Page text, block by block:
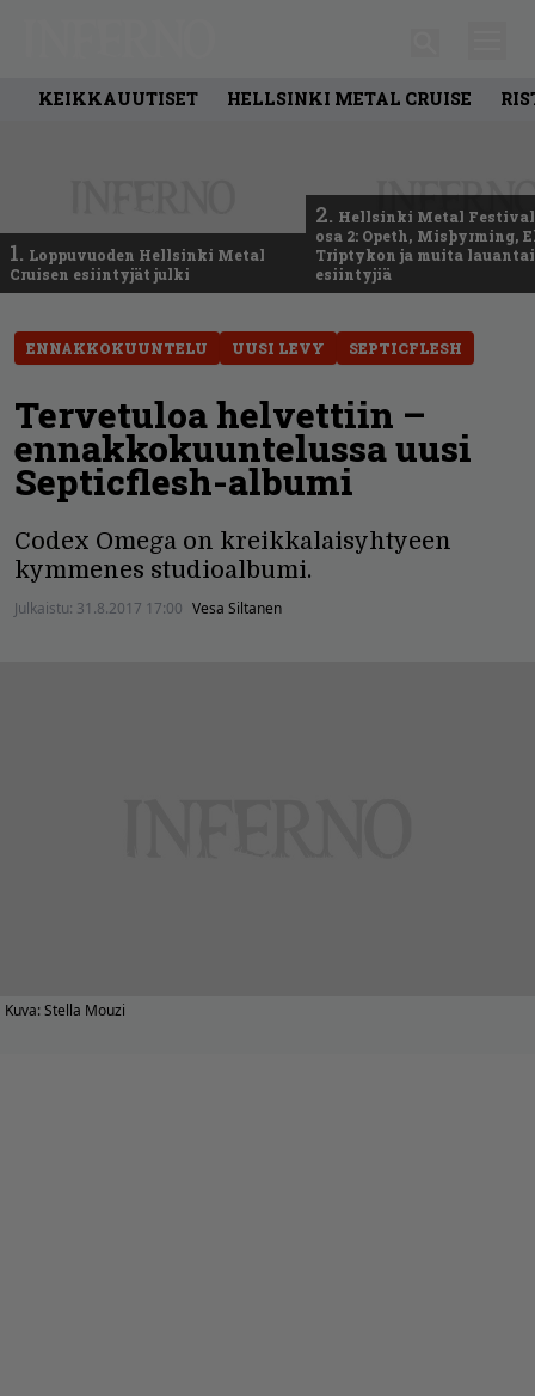
KEIKKAUUTISET HELLSINKI METAL CRUISE
1. Loppuvuoden Hellsinki Metal
Cruisen esiintyjät julki
2. Hellsinki Metal
osa 2: Opeth, Misþyrming,
Triptykon ja muita
esiintyjiä
ENNAKKOKUUNTELU UUSI LEVY SEPTICFLESH
Tervetuloa helvettiin –
ennakkokuuntelussa uusi
Septicflesh-albumi
Codex Omega on kreikkalaisyhtyeen
kymmenes studioalbumi.
Julkaistu: 31.8.2017 17:00 Vesa Siltanen
Kuva: Stella Mouzi